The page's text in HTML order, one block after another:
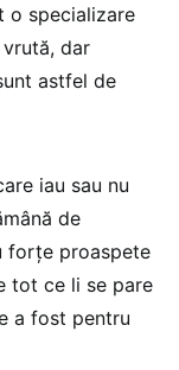
o specializare
dar
astfel de
iau sau nu
de
forțe proaspete
tot ce li se pare
a fost pentru